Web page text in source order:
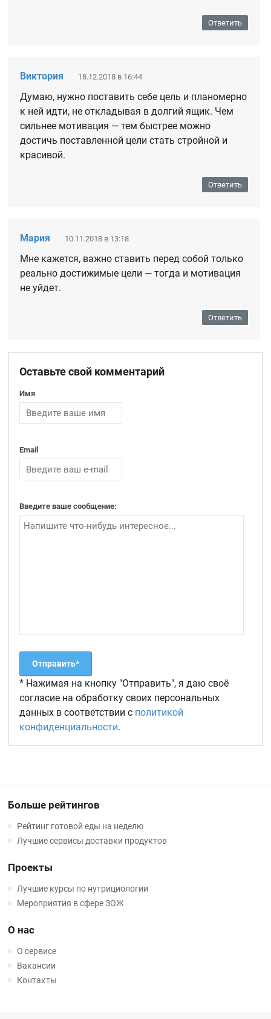
Ответить
Виктория 18.12.2018 в 16:44
Думаю, нужно поставить себе цель и планомерно
к ней идти, не откладывая в долгий ящик. Чем
сильнее мотивация — тем быстрее можно
достичь поставленной цели стать стройной и
красивой.
Ответить
Мария 10.11.2018 в 13:18
Мне кажется, важно ставить перед собой только
реально достижимые цели — тогда и мотивация
не уйдет.
Ответить
Оставьте свой комментарий
Имя
Email
Введите ваше сообщение:
* Нажимая на кнопку "Отправить", я даю своё
согласие на обработку своих персональных
данных в соответствии с политикой
конфиденциальности.
Больше рейтингов
Рейтинг готовой еды на неделю
Лучшие сервисы доставки продуктов
Проекты
Лучшие курсы по нутрициологии
Мероприятия в сфере ЗОЖ
О нас
О сервисе
Вакансии
Контакты